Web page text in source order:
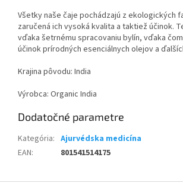
Všetky naše čaje pochádzajú z ekologických
zaručená ich vysoká kvalita a taktiež účinok.
vďaka šetrnému spracovaniu bylín, vďaka
účinok prírodných esenciálnych olejov a
Krajina pôvodu: India
Výrobca: Organic India
Dodatočné parametre
Kategória: Ajurvédska medicína
EAN: 801541514175